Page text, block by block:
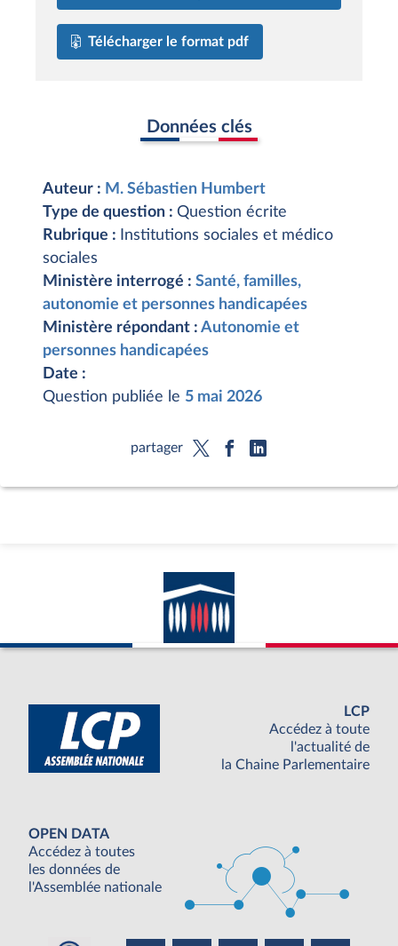
Télécharger le format pdf
Données clés
Auteur : M. Sébastien Humbert
Type de question : Question écrite
Rubrique :
Institutions sociales et médico
sociales
Ministère interrogé : Santé, familles,
autonomie et personnes handicapées
Ministère répondant : Autonomie et
personnes handicapées
Date :
Question publiée le 5 mai 2026
partager
LCP
Accédez à toute
l'actualité de
la Chaine Parlementaire
OPEN DATA
Accédez à toutes
les données de
l'Assemblée nationale